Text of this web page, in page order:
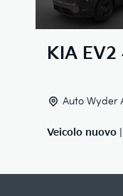
KIA
Auto Wyder
Veicolo nuovo